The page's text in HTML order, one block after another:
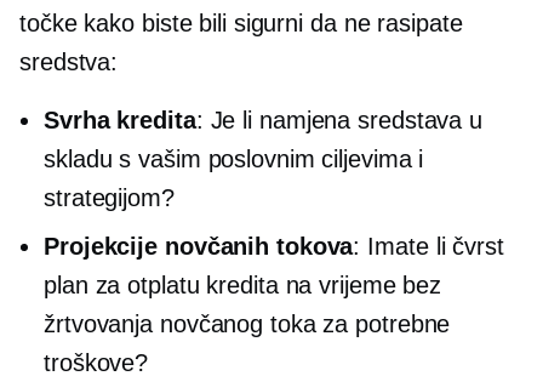
točke kako biste bili sigurni da ne rasipate
sredstva:
Svrha kredita: Je li namjena sredstava u
skladu s vašim poslovnim ciljevima i
strategijom?
Projekcije novčanih tokova: Imate li čvrst
plan za otplatu kredita na vrijeme bez
žrtvovanja novčanog toka za potrebne
troškove?